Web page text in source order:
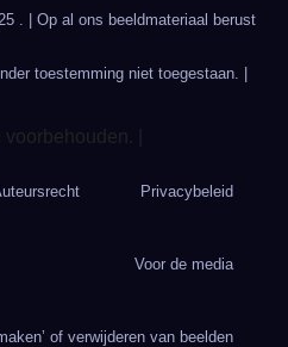
. | Op al ons beeldmateriaal berust
toestemming niet toegestaan. |
|
Privacybeleid
Voor de media
of verwijderen van beelden